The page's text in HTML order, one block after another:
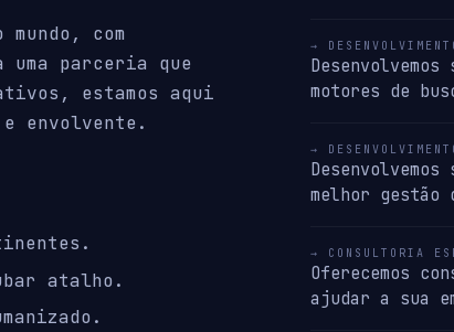
com
parceria que
estamos aqui
envolvente.
atalho.
→
motores de
→
melhor gestão
→ CONSULTORIA
Oferecemos
ajudar a sua